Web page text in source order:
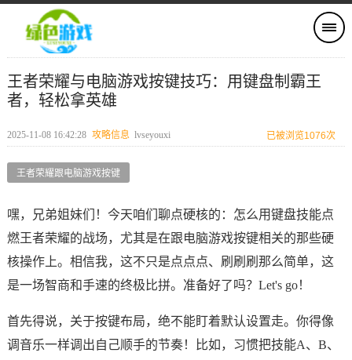
王者荣耀与电脑游戏按键技巧：用键盘制霸王
者，轻松拿英雄
2025-11-08 16:42:28 攻略信息 lvseyouxi 已被浏览1076次
王者荣耀跟电脑游戏按键
嘿，兄弟姐妹们！今天咱们聊点硬核的：怎么用键盘技能点
燃王者荣耀的战场，尤其是在跟电脑游戏按键相关的那些硬
核操作上。相信我，这不只是点点点、刷刷刷那么简单，这
是一场智商和手速的终极比拼。准备好了吗？Let's go！
首先得说，关于按键布局，绝不能盯着默认设置走。你得像
调音乐一样调出自己顺手的节奏！比如，习惯把技能A、B、